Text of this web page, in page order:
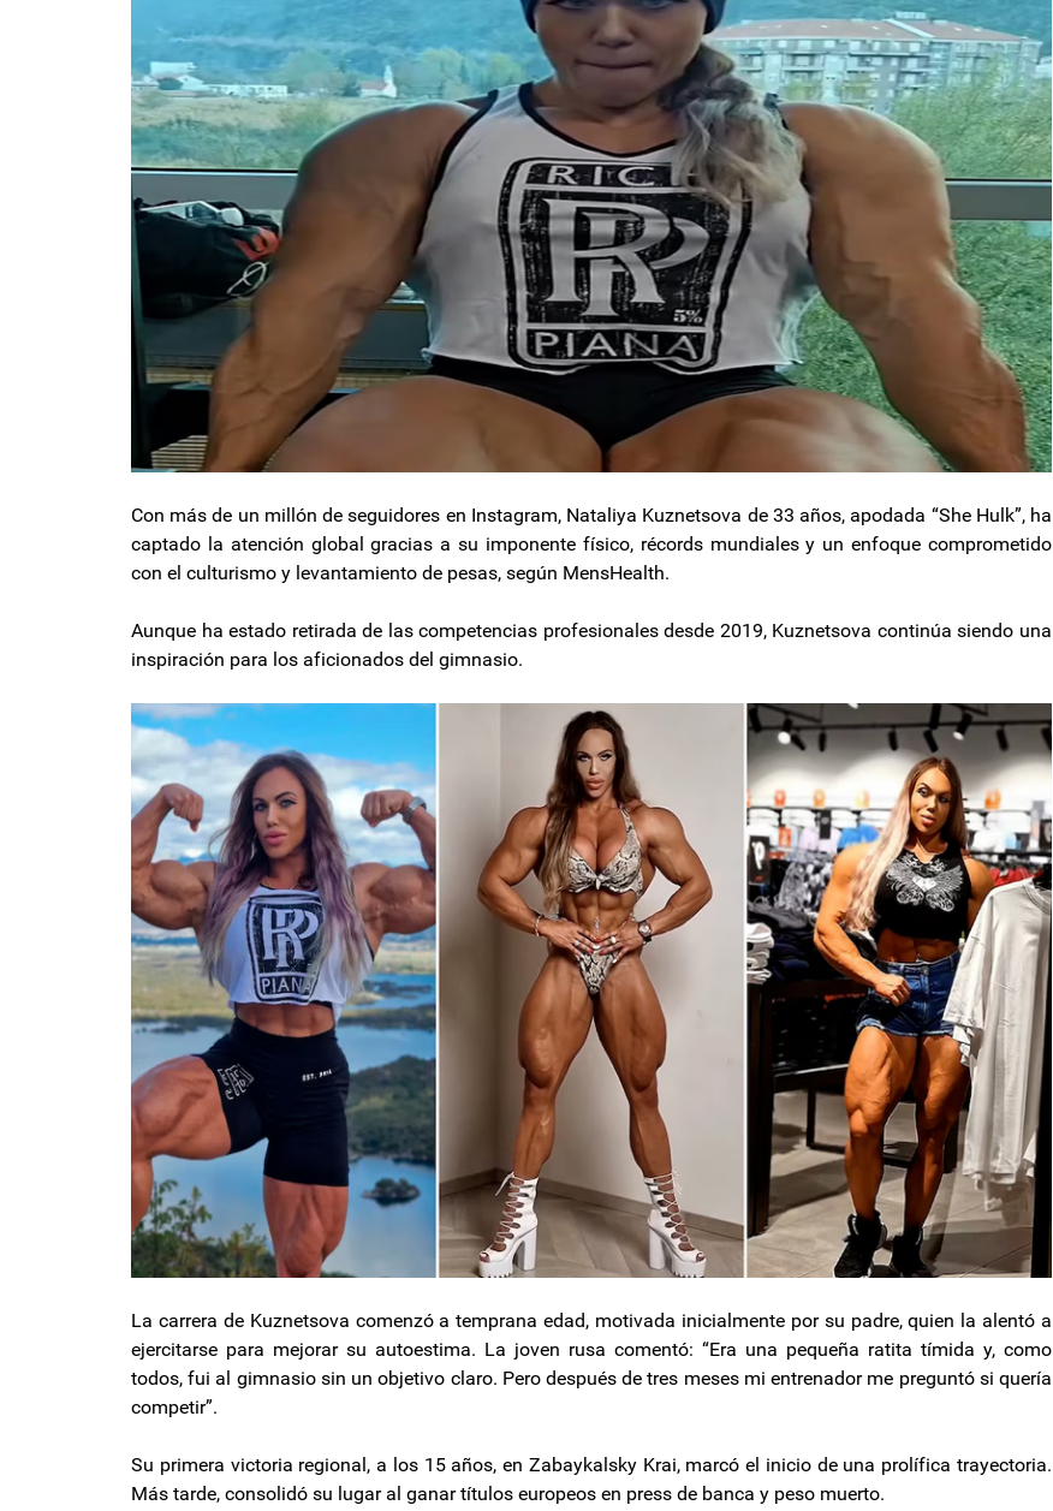
Con más de un millón de seguidores en Instagram, Nataliya Kuznetsova de 33 años, apodada “She Hulk”, ha
captado la atención global gracias a su imponente físico, récords mundiales y un enfoque comprometido
con el culturismo y levantamiento de pesas, según MensHealth.
Aunque ha estado retirada de las competencias profesionales desde 2019, Kuznetsova continúa siendo una
inspiración para los aficionados del gimnasio.
La carrera de Kuznetsova comenzó a temprana edad, motivada inicialmente por su padre, quien la alentó a
ejercitarse para mejorar su autoestima. La joven rusa comentó: “Era una pequeña ratita tímida y, como
todos, fui al gimnasio sin un objetivo claro. Pero después de tres meses mi entrenador me preguntó si quería
competir”.
Su primera victoria regional, a los 15 años, en Zabaykalsky Krai, marcó el inicio de una prolífica trayectoria.
Más tarde, consolidó su lugar al ganar títulos europeos en press de banca y peso muerto.